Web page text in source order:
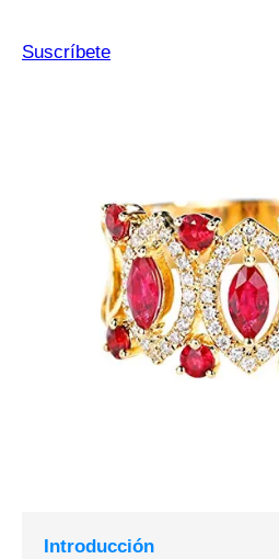
Suscríbete
Introducción